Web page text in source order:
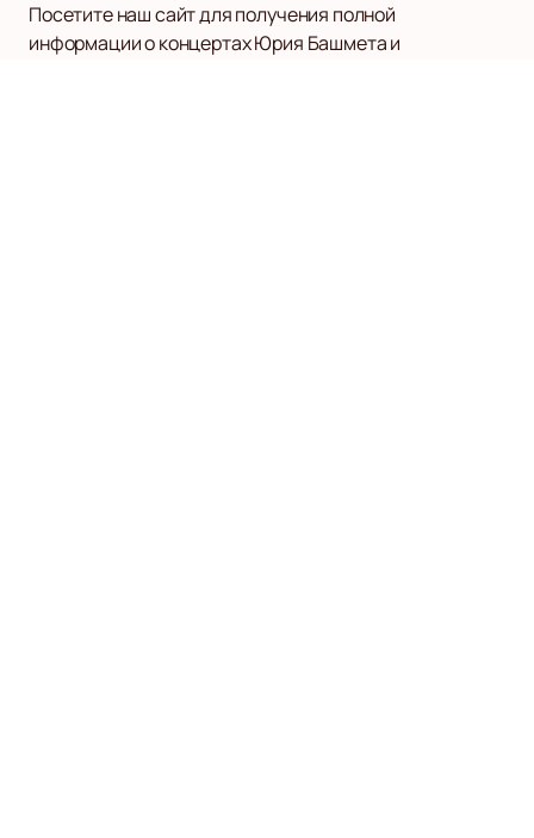
Посетите наш сайт для получения полной
информации о концертах Юрия Башмета и